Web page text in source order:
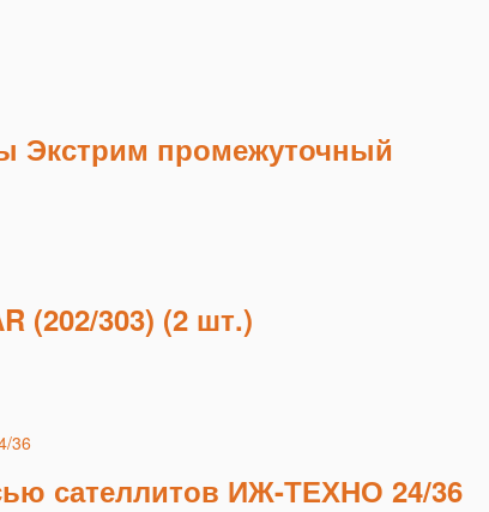
Экстрим промежуточный
(202/303) (2 шт.)
сателлитов ИЖ-ТЕХНО 24/36